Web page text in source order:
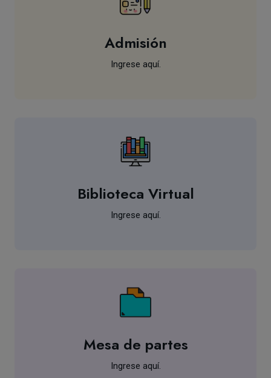
Admisión
Ingrese aquí.
Biblioteca Virtual
Ingrese aquí.
Mesa de partes
Ingrese aquí.